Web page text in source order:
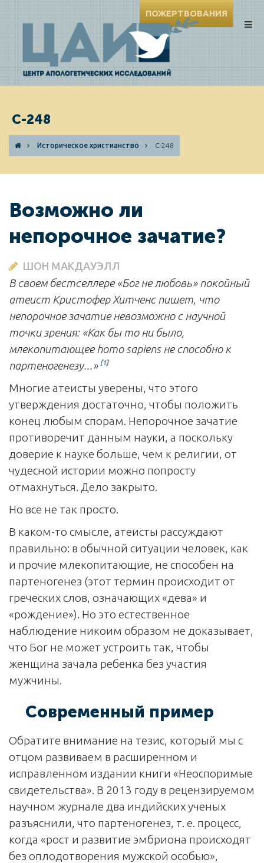
ПОЖЕРТВОВАНИЯ
C-248
Историческое христианство C-248
Возможно ли
непорочное зачатие?
ШОН МАКДАУЭЛЛ
В своем бестселлере «Бог не любовь» покойный
атеист Кристофер Хитченс пишет, что
непорочное зачатие невозможно с научной
точки зрения: «Как бы то ни было,
млекопитающее homo sapiens не способно к
партеногенезу...» [1]
Многие атеисты уверены, что этого
утверждения достаточно, чтобы положить
конец любым спорам. Непорочное зачатие
противоречит данным науки, а поскольку
доверие к науке больше, чем к религии, от
чудесной истории можно попросту
отмахнуться. Дело закрыто.
Но все не так просто.
В каком-то смысле, атеисты рассуждают
правильно: в обычной ситуации человек, как
и прочие млекопитающие, не способен на
партеногенез (этот термин происходит от
греческих слов, означающих «дева» и
«рождение»). Но это естественное
наблюдение никоим образом не доказывает,
что Бог не может устроить так, чтобы
женщина зачала ребенка без участия
мужчины.
Современный пример
Обратите внимание на тезис, который мы с
отцом развиваем в расширенном и
исправленном издании книги «Неоспоримые
свидетельства». В 2013 году в рецензируемом
научном журнале два индийских ученых
разъяснили, что партеногенез, т. е. процесс,
когда «рост и развитие эмбриона происходят
без оплодотворения мужской особью»,